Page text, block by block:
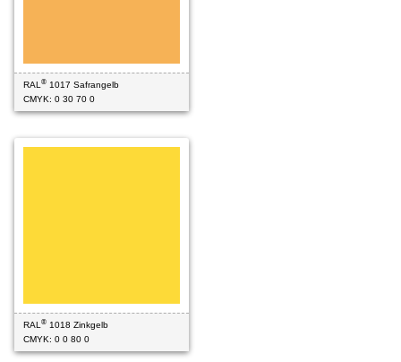
RAL® 1017 Safrangelb
CMYK: 0 30 70 0
RAL® 1018 Zinkgelb
CMYK: 0 0 80 0